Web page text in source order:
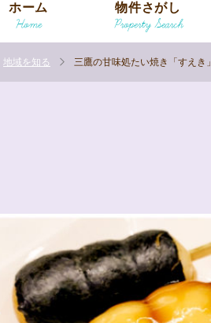
ホーム
Home
物件さがし
Property Search
地域を知る 三鷹の甘味処たい焼き「すえき